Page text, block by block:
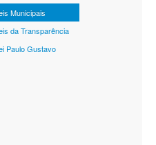
Municipais
da Transparência
Paulo Gustavo